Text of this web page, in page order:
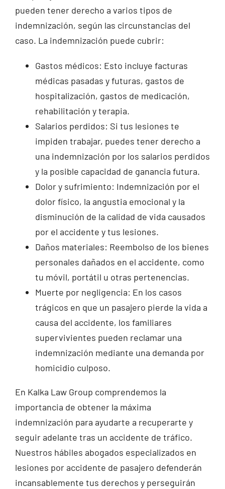
pueden tener derecho a varios tipos de
indemnización, según las circunstancias del
caso. La indemnización puede cubrir:
Gastos médicos: Esto incluye facturas
médicas pasadas y futuras, gastos de
hospitalización, gastos de medicación,
rehabilitación y terapia.
Salarios perdidos: Si tus lesiones te
impiden trabajar, puedes tener derecho a
una indemnización por los salarios perdidos
y la posible capacidad de ganancia futura.
Dolor y sufrimiento: Indemnización por el
dolor físico, la angustia emocional y la
disminución de la calidad de vida causados
por el accidente y tus lesiones.
Daños materiales: Reembolso de los bienes
personales dañados en el accidente, como
tu móvil, portátil u otras pertenencias.
Muerte por negligencia: En los casos
trágicos en que un pasajero pierde la vida a
causa del accidente, los familiares
supervivientes pueden reclamar una
indemnización mediante una demanda por
homicidio culposo.
En Kalka Law Group comprendemos la
importancia de obtener la máxima
indemnización para ayudarte a recuperarte y
seguir adelante tras un accidente de tráfico.
Nuestros hábiles abogados especializados en
lesiones por accidente de pasajero defenderán
incansablemente tus derechos y perseguirán